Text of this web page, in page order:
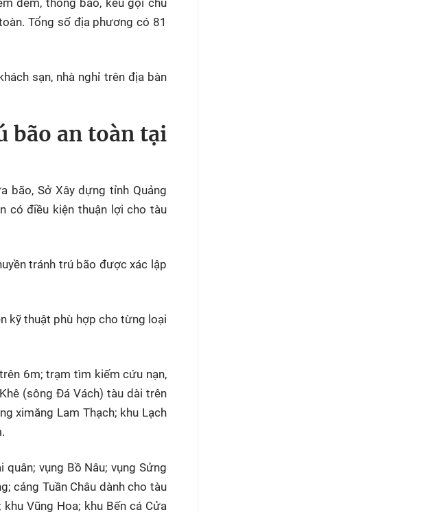
Tổng số địa phương có 81
sạn, nhà nghỉ trên địa bàn
bão an toàn tại
bão, Sở Xây dựng tỉnh Quảng
có điều kiện thuận lợi cho tàu
tránh trú bão được xác lập
kỹ thuật phù hợp cho từng loại
6m; trạm tìm kiếm cứu nạn,
(sông Đá Vách) tàu dài trên
ximăng Lam Thạch; khu Lạch
quân; vụng Bồ Nâu; vụng Sửng
cảng Tuần Châu dành cho tàu
Vũng Hoa; khu Bến cá Cửa